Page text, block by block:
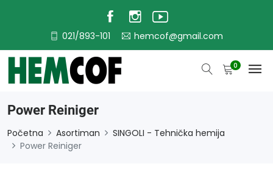
021/893-101 hemcof@gmail.com
0
Power Reiniger
Početna Asortiman
SINGOLI - Tehnička hemija
Power Reiniger